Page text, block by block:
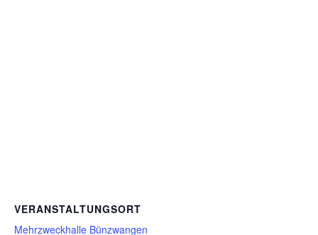
VERANSTALTUNGSORT
Mehrzweckhalle Bünzwangen